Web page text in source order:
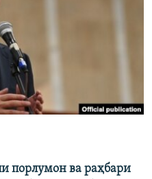
порлумон ва раҳбари